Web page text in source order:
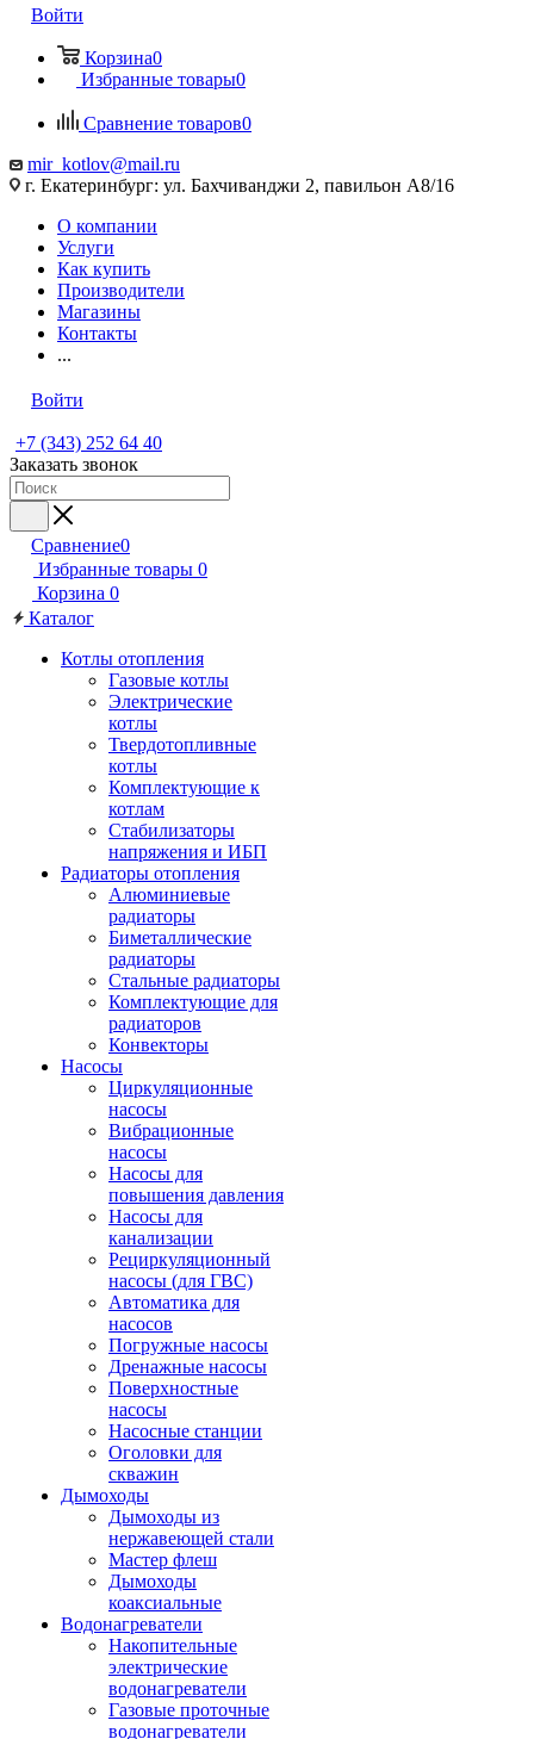
Войти
Корзина0
Избранные товары0
Сравнение товаров0
mir_kotlov@mail.ru
г. Екатеринбург: ул. Бахчиванджи 2, павильон А8/16
О компании
Услуги
Как купить
Производители
Магазины
Контакты
...
Войти
+7 (343) 252 64 40
Заказать звонок
Сравнение0
Избранные товары 0
Корзина 0
Каталог
Котлы отопления
Газовые котлы
Электрические
котлы
Твердотопливные
котлы
Комплектующие к
котлам
Стабилизаторы
напряжения и ИБП
Радиаторы отопления
Алюминиевые
радиаторы
Биметаллические
радиаторы
Стальные радиаторы
Комплектующие для
радиаторов
Конвекторы
Насосы
Циркуляционные
насосы
Вибрационные
насосы
Насосы для
повышения давления
Насосы для
канализации
Рециркуляционный
насосы (для ГВС)
Автоматика для
насосов
Погружные насосы
Дренажные насосы
Поверхностные
насосы
Насосные станции
Оголовки для
скважин
Дымоходы
Дымоходы из
нержавеющей стали
Мастер флеш
Дымоходы
коаксиальные
Водонагреватели
Накопительные
электрические
водонагреватели
Газовые проточные
водонагреватели